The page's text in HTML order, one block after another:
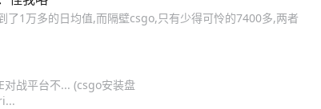
1万多的日均值,而隔壁csgo,只有少得可怜的7400多,两者
对战平台不... (csgo安装盘